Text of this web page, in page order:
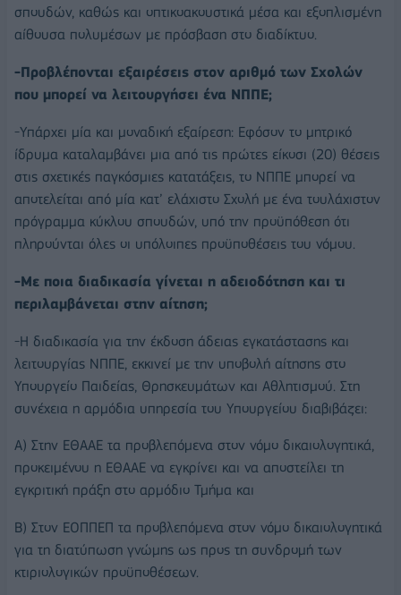
σπουδών, καθώς και οπτικοακουστικά μέσα και εξοπλισμένη
αίθουσα πολυμέσων με πρόσβαση στο διαδίκτυο.
-Προβλέπονται εξαιρέσεις στον αριθμό των Σχολών
που μπορεί να λειτουργήσει ένα ΝΠΠΕ;
-Υπάρχει μία και μοναδική εξαίρεση: Εφόσον το μητρικό
ίδρυμα καταλαμβάνει μια από τις πρώτες είκοσι (20) θέσεις
στις σχετικές παγκόσμιες κατατάξεις, το ΝΠΠΕ μπορεί να
αποτελείται από μία κατ’ ελάχιστο Σχολή με ένα τουλάχιστον
πρόγραμμα κύκλου σπουδών, υπό την προϋπόθεση ότι
πληρούνται όλες οι υπόλοιπες προϋποθέσεις του νόμου.
-Με ποια διαδικασία γίνεται η αδειοδότηση και τι
περιλαμβάνεται στην αίτηση;
-Η διαδικασία για την έκδοση άδειας εγκατάστασης και
λειτουργίας ΝΠΠΕ, εκκινεί με την υποβολή αίτησης στο
Υπουργείο Παιδείας, Θρησκευμάτων και Αθλητισμού. Στη
συνέχεια η αρμόδια υπηρεσία του Υπουργείου διαβιβάζει:
Α) Στην ΕΘΑΑΕ τα προβλεπόμενα στον νόμο δικαιολογητικά,
προκειμένου η ΕΘΑΑΕ να εγκρίνει και να αποστείλει τη
εγκριτική πράξη στο αρμόδιο Τμήμα και
Β) Στον ΕΟΠΠΕΠ τα προβλεπόμενα στον νόμο δικαιολογητικά
για τη διατύπωση γνώμης ως προς τη συνδρομή των
κτιριολογικών προϋποθέσεων.